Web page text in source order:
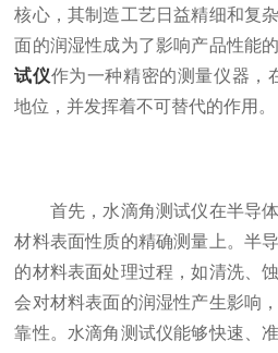
核心，其制造工艺日益精细和复
面的润湿性成为了影响产品性能
试仪作为一种精密的测量仪器，
地位，并发挥着不可替代的作用。
首先，水滴角测试仪在半导体
材料表面性质的精确测量上。半
的材料表面处理过程，如清洗、
会对材料表面的润湿性产生影响
靠性。水滴角测试仪能够快速、